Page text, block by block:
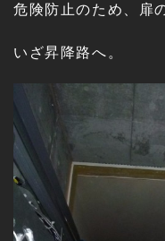
危険防止のため、扉
いざ昇降路へ。